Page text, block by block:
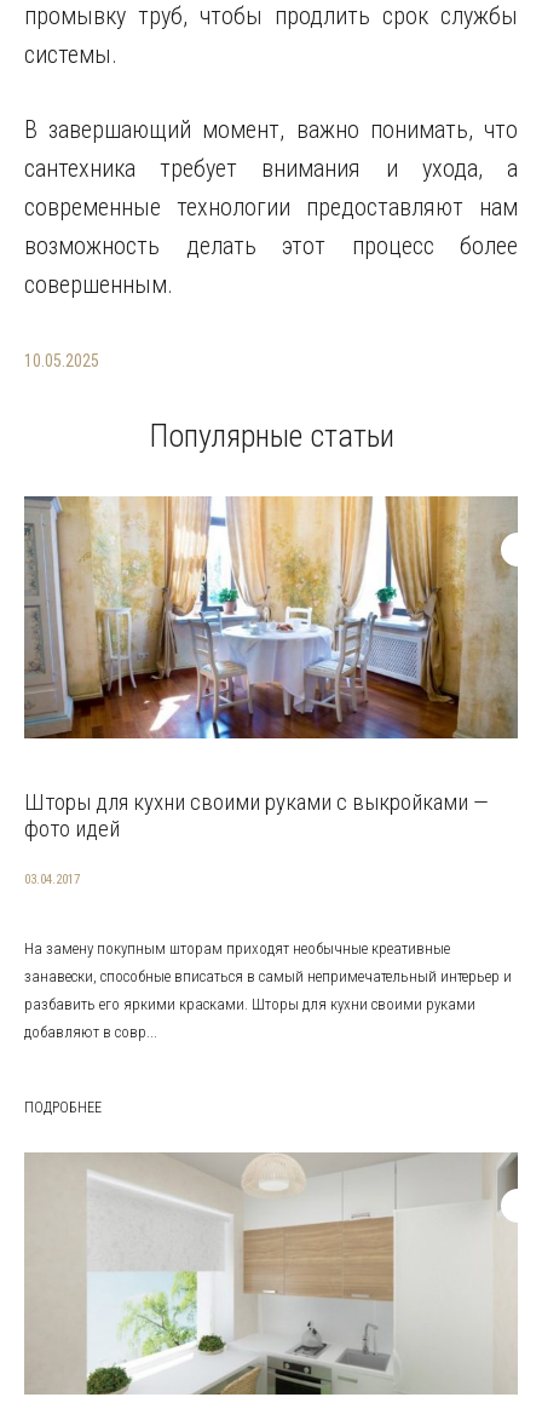
промывку труб, чтобы продлить срок службы
системы.
В завершающий момент, важно понимать, что
сантехника требует внимания и ухода, а
современные технологии предоставляют нам
возможность делать этот процесс более
совершенным.
10.05.2025
Популярные статьи
Шторы для кухни своими руками с выкройками —
фото идей
03.04.2017
На замену покупным шторам приходят необычные креативные
занавески, способные вписаться в самый непримечательный интерьер и
разбавить его яркими красками. Шторы для кухни своими руками
добавляют в совр...
ПОДРОБНЕЕ